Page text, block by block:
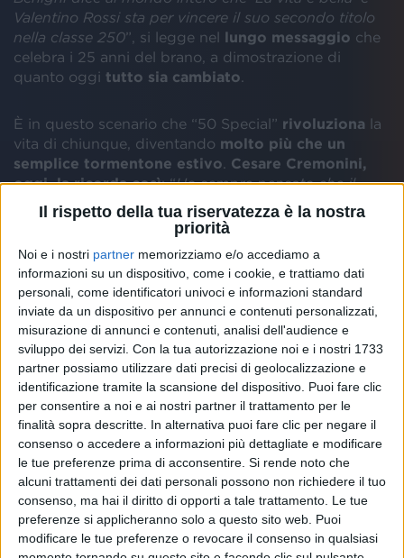
Il rispetto della tua riservatezza è la nostra
priorità
Noi e i nostri partner memorizziamo e/o accediamo a
informazioni su un dispositivo, come i cookie, e trattiamo dati
personali, come identificatori univoci e informazioni standard
inviate da un dispositivo per annunci e contenuti personalizzati,
misurazione di annunci e contenuti, analisi dell'audience e
sviluppo dei servizi. Con la tua autorizzazione noi e i nostri 1733
partner possiamo utilizzare dati precisi di geolocalizzazione e
identificazione tramite la scansione del dispositivo. Puoi fare clic
per consentire a noi e ai nostri partner il trattamento per le
finalità sopra descritte. In alternativa puoi fare clic per negare il
consenso o accedere a informazioni più dettagliate e modificare
le tue preferenze prima di acconsentire. Si rende noto che
alcuni trattamenti dei dati personali possono non richiedere il tuo
consenso, ma hai il diritto di opporti a tale trattamento. Le tue
preferenze si applicheranno solo a questo sito web. Puoi
modificare le tue preferenze o revocare il consenso in qualsiasi
Valentino Rossi sta per vincere il suo secondo titolo
nella classe 250”, si legge nel lungo messaggio che
celebra i 25 anni del brano, a dimostrazione di
quanto oggi tutto sia cambiato
È in questo scenario che “50 Special” rivoluziona la
vita di chiunque, diventando molto più che un
semplice tormentone estivo
Cesare Cremonini,
oggi, la ricorda così: “Ho sempre pensato che il
segreto della canzone si nascondesse nelle prime
quattro parole. Erano i versi di una nuova
generazione che andava dritta al punto, in volo fin
dalla prima battuta, una porta che si apre sulla pista
piena di una festa. Per questo il pubblico ai concerti
non la canta, la grida, facendo rimbalzare in bocca
quelle parole che hanno il profumo del rock’n’roll
della fine degli anni 50”.